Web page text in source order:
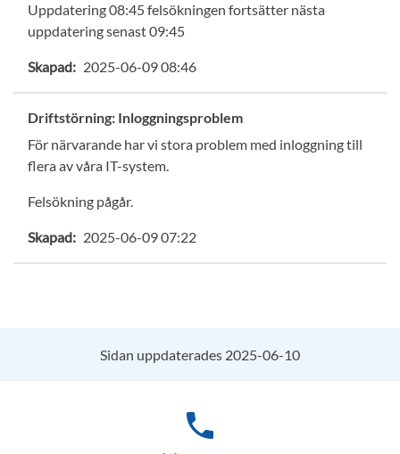
Uppdatering 08:45 felsökningen fortsätter nästa
uppdatering senast 09:45
Skapad: 2025-06-09 08:46
Driftstörning: Inloggningsproblem
För närvarande har vi stora problem med inloggning till
flera av våra IT-system.
Felsökning pågår.
Skapad: 2025-06-09 07:22
Sidan uppdaterades 2025-06-10
phone